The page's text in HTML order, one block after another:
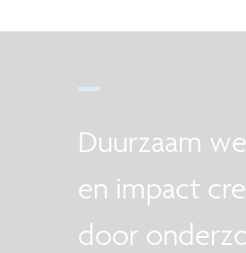
Duurzaam
en impact
door